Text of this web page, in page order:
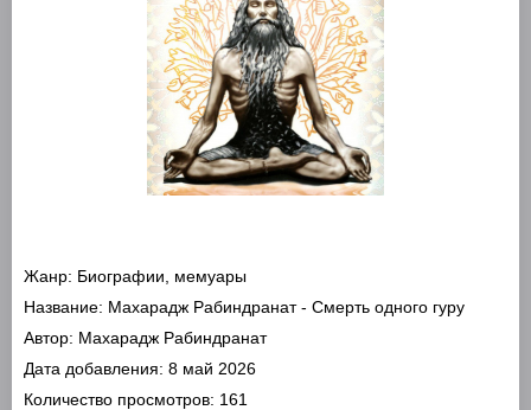
Жанр: Биографии, мемуары
Название: Махарадж Рабиндранат - Смерть одного гуру
Автор: Махарадж Рабиндранат
Дата добавления: 8 май 2026
Количество просмотров: 161